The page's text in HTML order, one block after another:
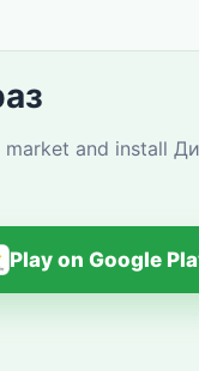
and install
Play on Google